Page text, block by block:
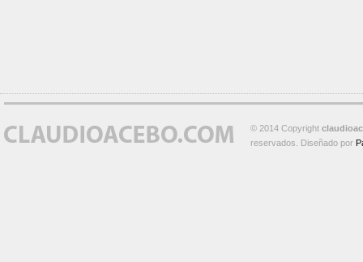
© 2014 Copyright
reservados. Diseñado por